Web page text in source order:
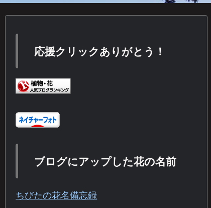
応援クリックありがとう！
ブログにアップした花の名前
ちびたの花名備忘録